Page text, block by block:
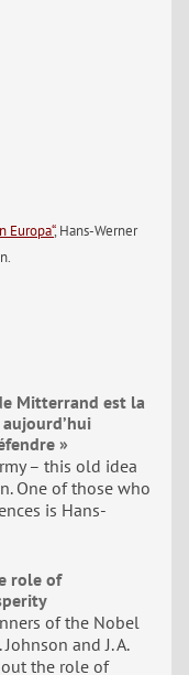
Europa“, Hans-Werner
Mitterrand est la
»
– this old idea
One of those who
is Hans-
role of
of the Nobel
and J. A.
the role of